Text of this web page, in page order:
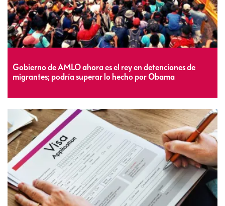
Gobierno de AMLO ahora es el rey en detenciones de
migrantes; podría superar lo hecho por Obama